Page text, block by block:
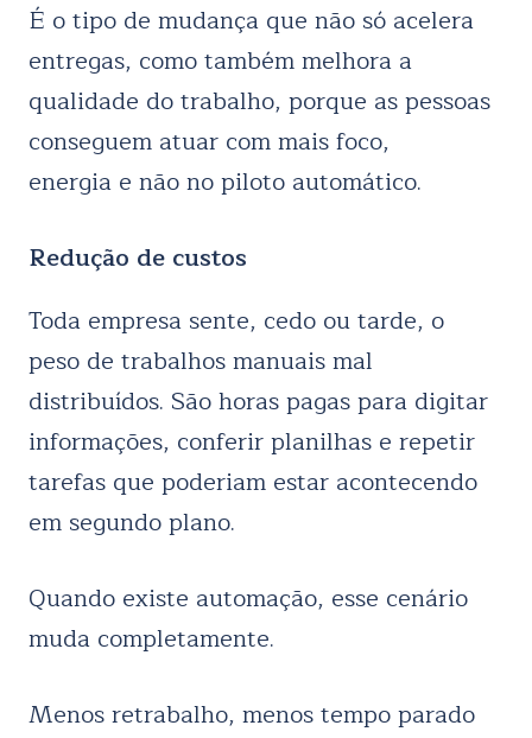
É o tipo de mudança que não só acelera
entregas, como também melhora a
qualidade do trabalho, porque as pessoas
conseguem atuar com mais foco,
energia e não no piloto automático.
Redução de custos
Toda empresa sente, cedo ou tarde, o
peso de trabalhos manuais mal
distribuídos. São horas pagas para digitar
informações, conferir planilhas e repetir
tarefas que poderiam estar acontecendo
em segundo plano.
Quando existe automação, esse cenário
muda completamente.
Menos retrabalho, menos tempo parado